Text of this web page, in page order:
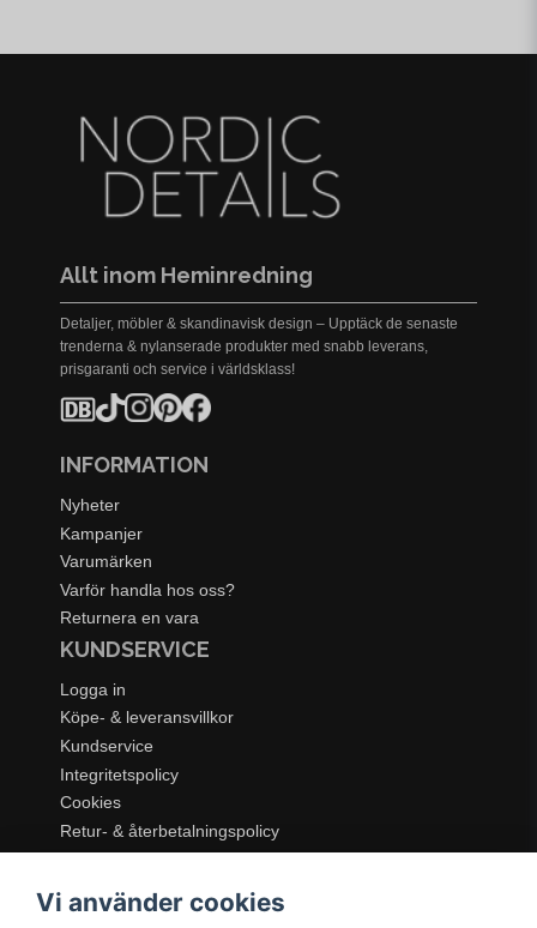
Allt inom Heminredning
Detaljer, möbler & skandinavisk design – Upptäck de senaste
trenderna & nylanserade produkter med snabb leverans,
prisgaranti och service i världsklass!
INFORMATION
Nyheter
Kampanjer
Varumärken
Varför handla hos oss?
Returnera en vara
KUNDSERVICE
Logga in
Köpe- & leveransvillkor
Kundservice
Integritetspolicy
Cookies
Retur- & återbetalningspolicy
Dukning & Servering
Vi använder cookies